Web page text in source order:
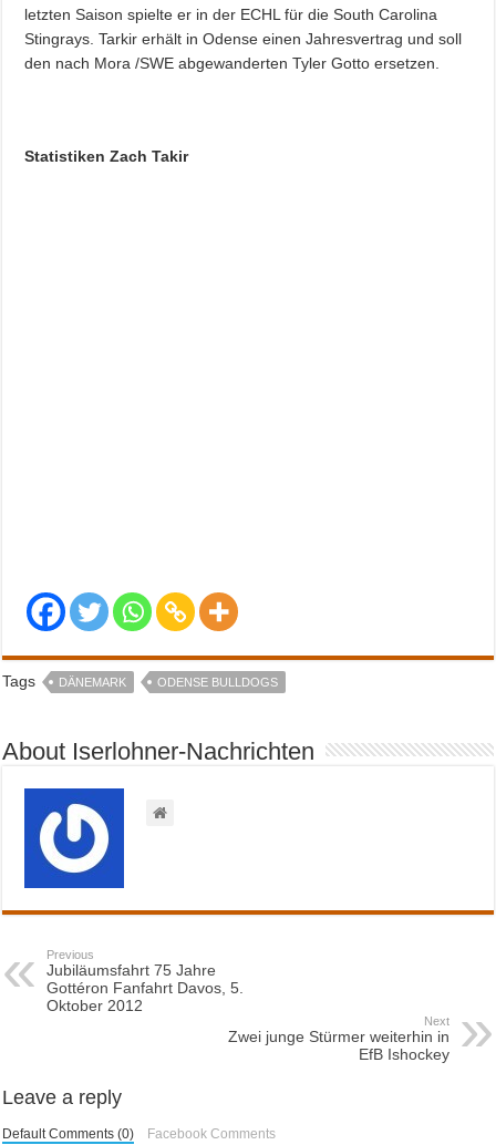
letzten Saison spielte er in der ECHL für die South Carolina
Stingrays. Tarkir erhält in Odense einen Jahresvertrag und soll
den nach Mora /SWE abgewanderten Tyler Gotto ersetzen.
Statistiken Zach Takir
Tags DÄNEMARK ODENSE BULLDOGS
About Iserlohner-Nachrichten
Previous
Jubiläumsfahrt 75 Jahre
Gottéron Fanfahrt Davos, 5.
Oktober 2012
Next
Zwei junge Stürmer weiterhin in
EfB Ishockey
Leave a reply
Default Comments (0) Facebook Comments